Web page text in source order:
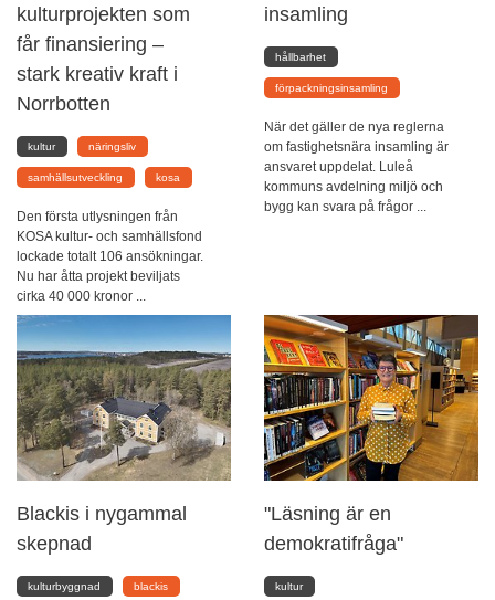
kulturprojekten som
får finansiering –
stark kreativ kraft i
Norrbotten
kultur näringsliv
samhällsutveckling kosa
Den första utlysningen från
KOSA kultur- och samhällsfond
lockade totalt 106 ansökningar.
Nu har åtta projekt beviljats
cirka 40 000 kronor ...
insamling
hållbarhet
förpackningsinsamling
När det gäller de nya reglerna
om fastighetsnära insamling är
ansvaret uppdelat. Luleå
kommuns avdelning miljö och
bygg kan svara på frågor ...
Blackis i nygammal
skepnad
kulturbyggnad blackis
"Läsning är en
demokratifråga"
kultur